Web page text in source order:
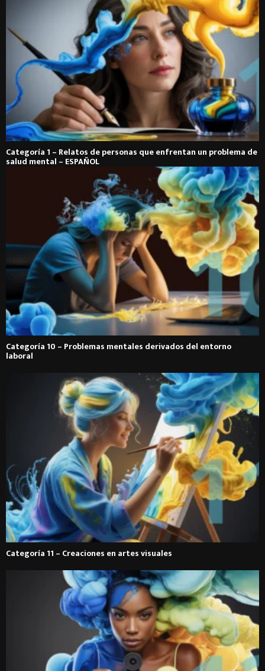
Categoría 1 – Relatos de personas que enfrentan un problema de
salud mental – ESPAÑOL
Categoría 10 – Problemas mentales derivados del entorno
laboral
Categoría 11 – Creaciones en artes visuales